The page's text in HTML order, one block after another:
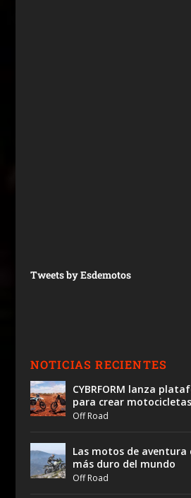
Tweets by Esdemotos
NOTICIAS RECIENTES
CYBRFORM lanza
para crear
Off Road
Las motos de
más duro del mundo
Off Road